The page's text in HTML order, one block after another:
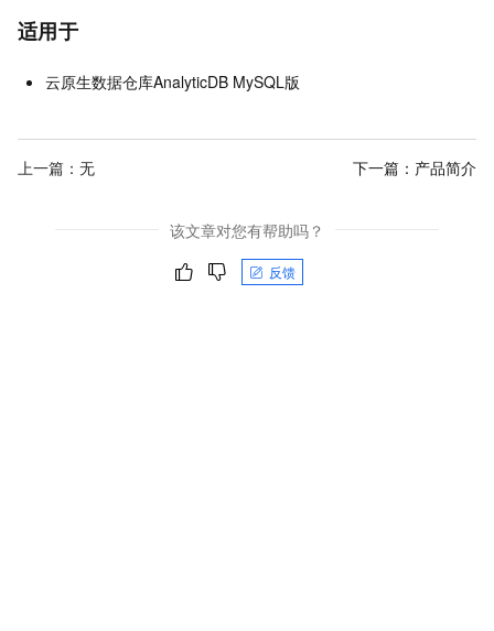
适用于
云原生数据仓库AnalyticDB MySQL版
上一篇：无 下一篇： 产品简介
该文章对您有帮助吗？
反馈